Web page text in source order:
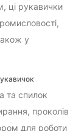
ці рукавички
у
та спилок
проколів
для роботи